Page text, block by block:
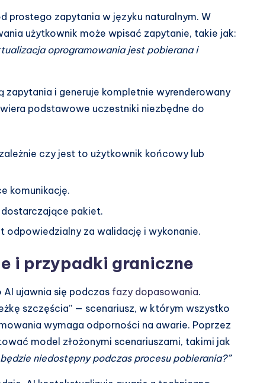
prostego zapytania w języku naturalnym. W
użytkownik może wpisać zapytanie, takie jak:
oprogramowania jest pobierana i
zapytania i generuje kompletnie wyrenderowany
podstawowe uczestniki niezbędne do
czy jest to użytkownik końcowy lub
komunikację.
pakiet.
odpowiedzialny za walidację i wykonanie.
i przypadki graniczne
ujawnia się podczas fazy dopasowania.
szczęścia” — scenariusz, w którym wszystko
wymaga odporności na awarie. Poprzez
model złożonymi scenariuszami, takimi jak
niedostępny podczas procesu pobierania?”